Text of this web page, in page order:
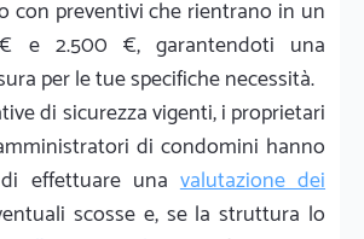
con preventivi che rientrano in un
e 2.500 €, garantendoti una
per le tue specifiche necessità.
di sicurezza vigenti, i proprietari
di condomini hanno
effettuare unavalutazione dei
scosse e, se la struttura lo